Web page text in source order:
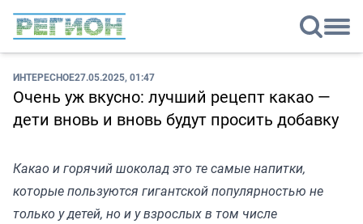
ИНТЕРЕСНОЕ27.05.2025, 01:47
Очень уж вкусно: лучший рецепт какао —
дети вновь и вновь будут просить добавку
Какао и горячий шоколад это те самые напитки,
которые пользуются гигантской популярностью не
только у детей, но и у взрослых в том числе